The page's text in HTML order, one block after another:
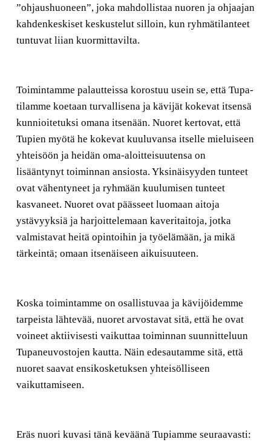
”ohjaushuoneen”, joka mahdollistaa nuoren ja ohjaajan
kahdenkeskiset keskustelut silloin, kun ryhmätilanteet
tuntuvat liian kuormittavilta.
Toimintamme palautteissa korostuu usein se, että Tupa-
tilamme koetaan turvallisena ja kävijät kokevat itsensä
kunnioitetuksi omana itsenään. Nuoret kertovat, että
Tupien myötä he kokevat kuuluvansa itselle mieluiseen
yhteisöön ja heidän oma-aloitteisuutensa on
lisääntynyt toiminnan ansiosta. Yksinäisyyden tunteet
ovat vähentyneet ja ryhmään kuulumisen tunteet
kasvaneet. Nuoret ovat päässeet luomaan aitoja
ystävyyksiä ja harjoittelemaan kaveritaitoja, jotka
valmistavat heitä opintoihin ja työelämään, ja mikä
tärkeintä; omaan itsenäiseen aikuisuuteen.
Koska toimintamme on osallistuvaa ja kävijöidemme
tarpeista lähtevää, nuoret arvostavat sitä, että he ovat
voineet aktiivisesti vaikuttaa toiminnan suunnitteluun
Tupaneuvostojen kautta. Näin edesautamme sitä, että
nuoret saavat ensikosketuksen yhteisölliseen
vaikuttamiseen.
Eräs nuori kuvasi tänä keväänä Tupiamme seuraavasti: